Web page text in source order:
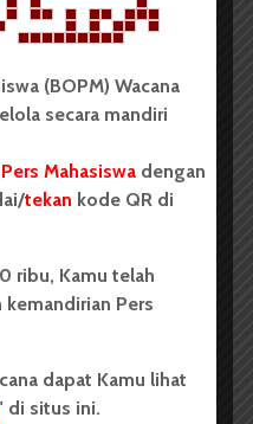
wacana.org – Dua...
di
wacana.org –...
(BOPM) Wacana
secara mandiri
Mahasiswa dengan
tekan kode QR di
ribu, Kamu telah
Pers
dapat Kamu lihat
di situs ini.